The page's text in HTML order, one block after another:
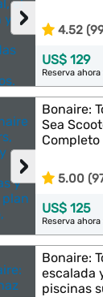
› 4.52
US$ 129
Reserva
›
Bonaire:
Sea
Completo
5.00
US$ 125
Reserva
Bonaire:
escalada
piscinas